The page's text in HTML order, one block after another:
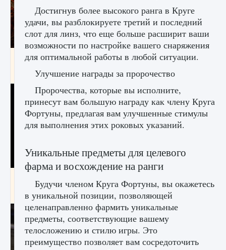
Как найти Гробницу Изгоев в Diablo 4
9 августа 2024 1 337 0 0
9 августа 2024 1 244 0 0
Достигнув более высокого ранга в Круге
удачи, вы разблокируете третий и последний
слот для линз, что еще больше расширит ваши
возможности по настройке вашего снаряжения
для оптимальной работы в любой ситуации.
Улучшение награды за пророчество
Пророчества, которые вы исполните,
принесут вам большую награду как члену Круга
Фортуны, предлагая вам улучшенные стимулы
для выполнения этих роковых указаний.
Уникальные предметы для целевого
фарма и восхождение на ранги
Будучи членом Круга Фортуны, вы окажетесь
в уникальной позиции, позволяющей
целенаправленно фармить уникальные
предметы, соответствующие вашему
телосложению и стилю игры. Это
преимущество позволяет вам сосредоточить